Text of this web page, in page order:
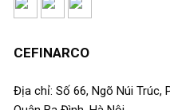
CEFINARCO
Địa chỉ: Số 66, Ngõ Núi Trúc,